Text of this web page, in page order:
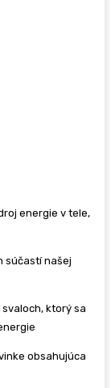
energie v tele,
súčastí našej
ktorý sa
obsahujúca